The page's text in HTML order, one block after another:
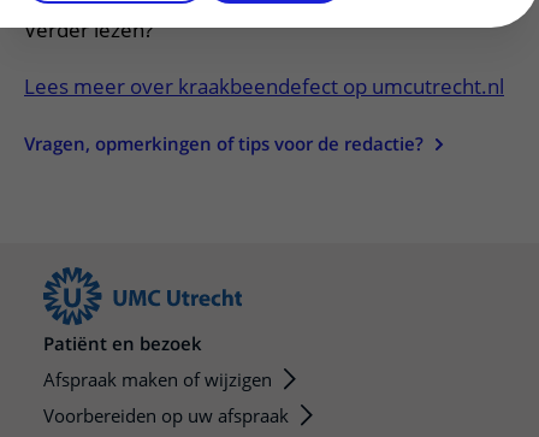
Verder lezen?
Lees meer over kraakbeendefect op umcutrecht.nl
Vragen, opmerkingen of tips voor de redactie?
Patiënt en bezoek
Afspraak maken of wijzigen
Voorbereiden op uw afspraak